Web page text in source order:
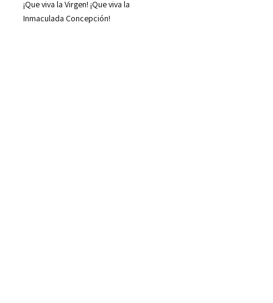
¡Que viva la Virgen! ¡Que viva la
Inmaculada Concepción!